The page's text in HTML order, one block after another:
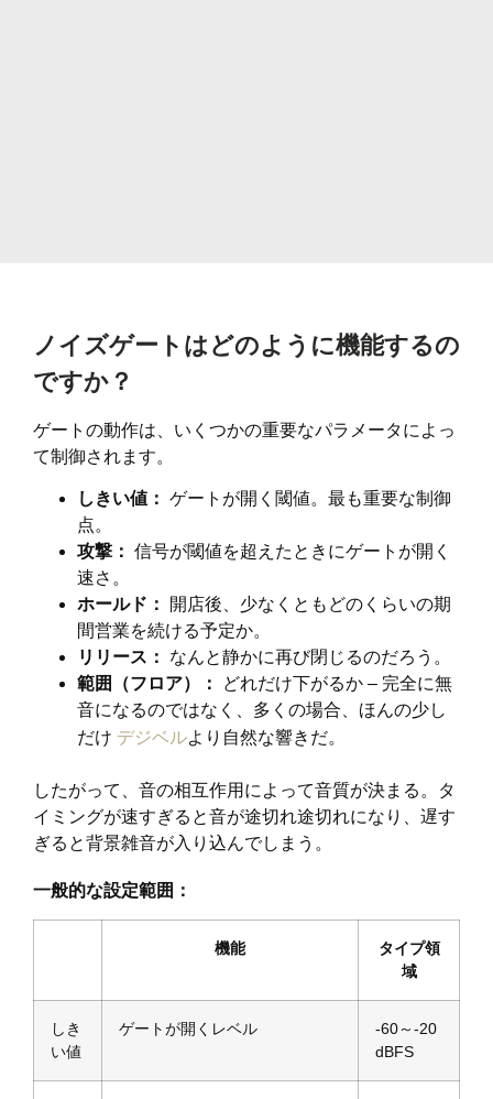
ノイズゲートはどのように機能するの
ですか？
ゲートの動作は、いくつかの重要なパラメータによっ
て制御されます。
しきい値： ゲートが開く閾値。最も重要な制御
点。
攻撃： 信号が閾値を超えたときにゲートが開く
速さ。
ホールド：
開店後、少なくともどのくらいの期
間営業を続ける予定か。
リリース：
なんと静かに再び閉じるのだろう。
範囲（フロア）：
どれだけ下がるか – 完全に無
音になるのではなく、多くの場合、ほんの少し
だけ デジベルより自然な響きだ。
したがって、音の相互作用によって音質が決まる。タ
イミングが速すぎると音が途切れ途切れになり、遅す
ぎると背景雑音が入り込んでしまう。
一般的な設定範囲：
機能
タイプ領
域
しき
い値
ゲートが開くレベル
-60～-20
dBFS